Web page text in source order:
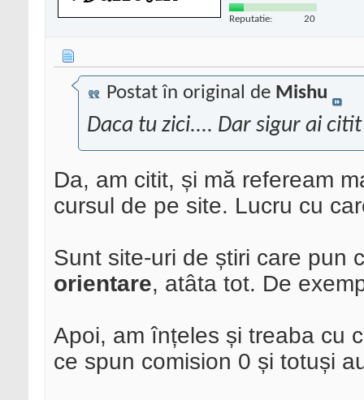
Reputatie: 20
Postat în original de Mishu
Daca tu zici.... Dar sigur ai
Da, am citit, și mă refeream
cursul de pe site. Lucru cu
Sunt site-uri de știri care pun
orientare, atâta tot. De
Apoi, am înțeles și treaba cu
ce spun comision 0 și totuși